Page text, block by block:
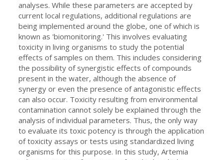
analyses. While these parameters are accepted by
current local regulations, additional regulations are
being implemented around the globe, one of which is
known as 'biomonitoring.' This involves evaluating
toxicity in living organisms to study the potential
effects of samples on them. This includes considering
the possibility of synergistic effects of compounds
present in the water, although the absence of
synergy or even the presence of antagonistic effects
can also occur. Toxicity resulting from environmental
contamination cannot solely be explained through the
analysis of individual parameters. Thus, the only way
to evaluate its toxic potency is through the application
of toxicity assays or tests using standardized living
organisms for this purpose. In this study, Artemia